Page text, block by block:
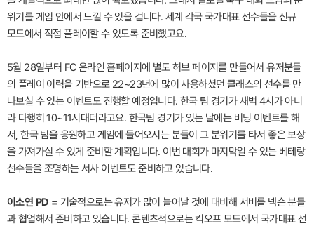
위기를 게임 안에서 느낄 수 있을 겁니다. 세계 각국 국가대표 선수들을 신규
모드에서 직접 플레이할 수 있도록 준비했고요.
5월 28일부터 FC 온라인 홈페이지에 별도 허브 페이지를 만들어서 유저분들
의 플레이 이력을 기반으로 22~23년에 많이 사용하셨던 클래스의 선수를 만
나보실 수 있는 이벤트도 진행할 예정입니다. 한국 팀 경기가 새벽 4시가 아니
라 다행히 10~11시대더라고요. 한국팀 경기가 있는 날에는 버닝 이벤트를 해
서, 한국 팀을 응원하고 게임에 들어오시는 분들이 그 분위기를 타서 좋은 보상
을 가져가실 수 있게 준비할 계획입니다. 이번 대회가 마지막일 수 있는 베테랑
선수들을 조명하는 서사 이벤트도 준비하고 있습니다.
이소연 PD = 기술적으로는 유저가 많이 늘어날 것에 대비해 서버를 넥슨 분들
과 협업해서 준비하고 있습니다. 콘텐츠적으로는 킥오프 모드에서 국가대표 선